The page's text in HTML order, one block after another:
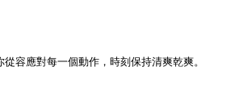
容應對每一個動作，時刻保持清爽乾爽。